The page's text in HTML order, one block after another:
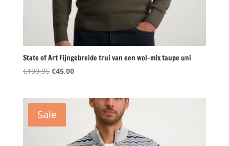
State of Art Fijngebreide trui van een wol-mix taupe uni
€109,95 Oorspronkelijke
€109,95.
€45,00Huidige
€45,00.
Sale